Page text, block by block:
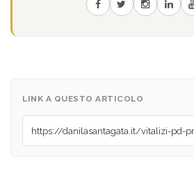
LINK A QUESTO ARTICOLO